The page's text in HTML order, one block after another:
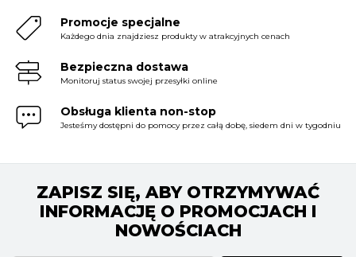
Promocje specjalne
Każdego dnia znajdziesz produkty w atrakcyjnych cenach
Bezpieczna dostawa
Monitoruj status swojej przesyłki online
Obsługa klienta non-stop
Jesteśmy dostępni do pomocy przez całą dobę, siedem dni w tygodniu
ZAPISZ SIĘ, ABY OTRZYMYWAĆ
INFORMACJĘ O PROMOCJACH I
NOWOŚCIACH